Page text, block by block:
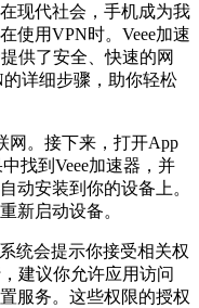
在现代社会，手机成为我
使用VPN时。Veee加速
供了安全、快速的网
的详细步骤，助你轻松
网。接下来，打开App
找到Veee加速器，并
动安装到你的设备上。
新启动设备。
统会提示你接受相关权
建议你允许应用访问
服务。这些权限的授权